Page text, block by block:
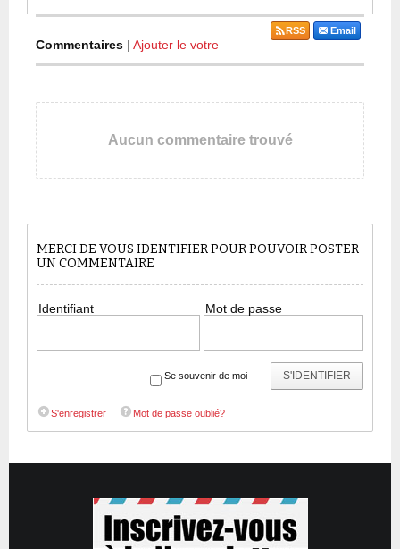
Commentaires | Ajouter le votre
Email
RSS
Aucun commentaire trouvé
MERCI DE VOUS IDENTIFIER POUR POUVOIR POSTER
UN COMMENTAIRE
Identifiant Mot de passe
S'IDENTIFIER
Se souvenir de moi
S'enregistrer Mot de passe oublié?